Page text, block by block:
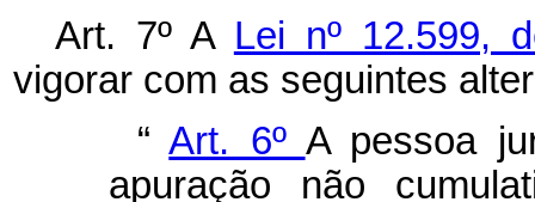
Art. 7º A Lei nº 12.599,
vigorar com as seguintes
“Art. 6º A pessoa
apuração não